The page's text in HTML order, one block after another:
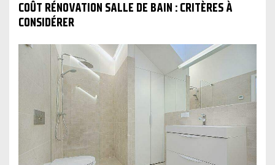
COÛT RÉNOVATION SALLE DE BAIN : CRITÈRES À
CONSIDÉRER